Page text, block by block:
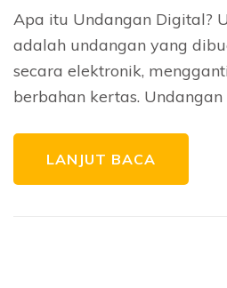
Apa itu Undangan Digital?
adalah undangan yang
secara elektronik,
berbahan kertas. Undangan
LANJUT BACA